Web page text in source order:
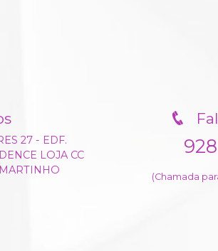
27 - EDF.
LOJA CC
(Chamada